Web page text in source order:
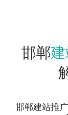
邯郸
邯郸建站推